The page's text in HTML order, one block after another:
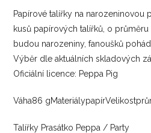
Papírové talířky na narozeninovou
kusů papírových talířků, o
budou narozeniny, fanoušků
Výběr dle aktuálních skladových
Oficiální licence: Peppa Pig
Váha86
Talířky Prasátko Peppa / Party